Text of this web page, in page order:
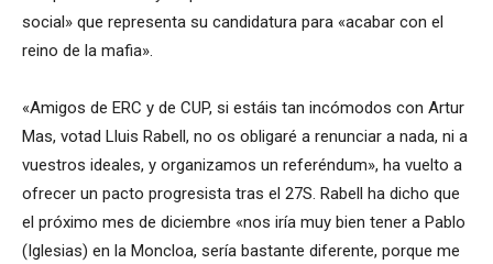
social» que representa su candidatura para «acabar con el
reino de la mafia».
«Amigos de ERC y de CUP, si estáis tan incómodos con Artur
Mas, votad Lluis Rabell, no os obligaré a renunciar a nada, ni a
vuestros ideales, y organizamos un referéndum», ha vuelto a
ofrecer un pacto progresista tras el 27S. Rabell ha dicho que
el próximo mes de diciembre «nos iría muy bien tener a Pablo
(Iglesias) en la Moncloa, sería bastante diferente, porque me